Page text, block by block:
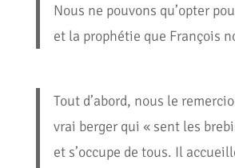
Nous ne pouvons qu’opter
et la prophétie que François
Tout d’abord, nous le
vrai berger qui « sent les
et s’occupe de tous. Il